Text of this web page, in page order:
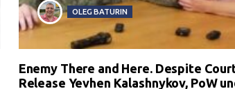
OLEG BATURIN
Enemy There and Here. Despite
Release Yevhen Kalashnykov, PoW